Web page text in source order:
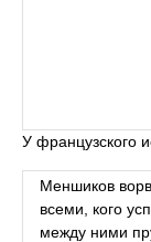
У французского
Меншиков
всеми, кого
между ними